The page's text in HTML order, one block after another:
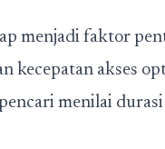
menjadi faktor
kecepatan akses
menilai